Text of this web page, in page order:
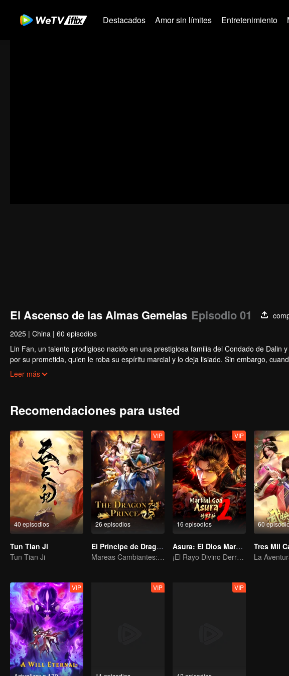
Destacados Amor sin límites Entretenimiento
El Ascenso de las Almas Gemelas Episodio 01
2025 | China | 60 episodios
Lin Fan, un talento prodigioso nacido en una prestigiosa familia del Condado de Dalin
por su prometida, quien le roba su espíritu marcial y lo deja lisiado. Sin embargo,
despierta su espíritu marcial abandonado y le otorga el singular físico de doble espíritu.
Leer más
Recomendaciones para usted
40 episodios
Tun Tian Ji
Tun Tian Ji
26 episodios
VIP
El Príncipe de Dragón
Mareas Cambiantes: La Odisea de un Joven Escritor
16 episodios
VIP
Asura: El Dios Marcial Temporada 2
¡El Rayo Divino Derrota a Incontables Enemigos, el Hacha Fantasma Estremece los Nueve Reinos!
60
VIP VIP VIP